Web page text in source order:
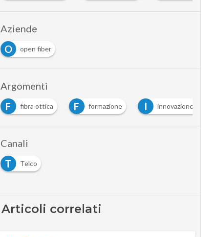
Aziende
O
open fiber
Argomenti
F fibra ottica F formazione I innovazione digitale
Canali
T
Telco
Articoli correlati